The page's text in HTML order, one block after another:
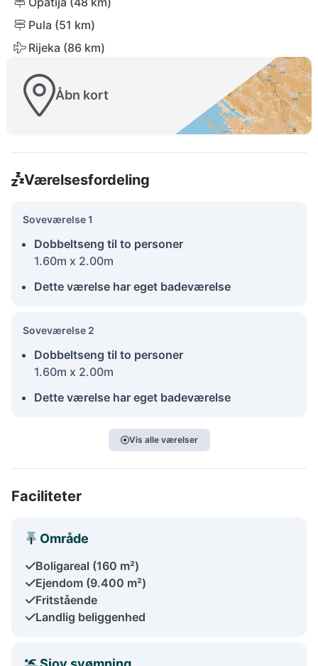
Pula (51 km)
Rijeka (86 km)
Åbn kort
Værelsesfordeling
Soveværelse 1
Dobbeltseng til to personer
1.60m x 2.00m
Dette værelse har eget badeværelse
Soveværelse 2
Dobbeltseng til to personer
1.60m x 2.00m
Dette værelse har eget badeværelse
Vis alle værelser
Faciliteter
Område
Boligareal (160 m²)
Ejendom (9.400 m²)
Fritstående
Landlig beliggenhed